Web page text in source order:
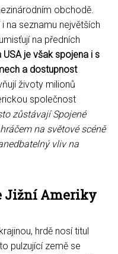
obchodě.
na seznamu největších
na předních
je však spojena i s
a dostupnost
životy milionů
společnost
zůstávají Spojené
na světové scéně
vliv na
Jižní Ameriky
hrdě nosí titul
pulzující země se